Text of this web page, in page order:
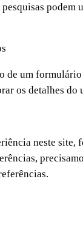
de um
os detalhes
neste site,